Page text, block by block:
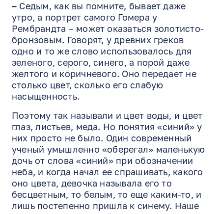
EN RU ES
– Седым, как вы помните, бывает даже
утро, а портрет самого Гомера у
Рембрандта – может оказаться золотисто-
бронзовым. Говорят, у древних греков
одно и то же слово использовалось для
зеленого, серого, синего, а порой даже
желтого и коричневого. Оно передает не
столько цвет, сколько его слабую
насыщенность.
Поэтому так называли и цвет воды, и цвет
глаз, листьев, меда. Но понятия «синий» у
них просто не было. Один современный
ученый умышленно «оберегал» маленькую
дочь от слова «синий» при обозначении
неба, и когда начал ее спрашивать, какого
оно цвета, девочка называла его то
бесцветным, то белым, то еще каким-то, и
лишь постепенно пришла к синему. Наше